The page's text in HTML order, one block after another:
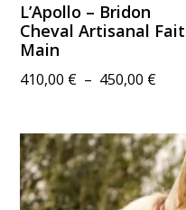
L’Apollo – Bridon
Cheval Artisanal Fait
Main
410,00 € – 450,00 €Plage
à